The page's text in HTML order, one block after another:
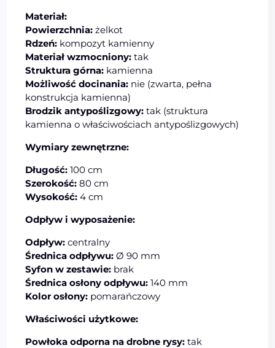
Materiał:
Powierzchnia: żelkot
Rdzeń: kompozyt kamienny
Materiał wzmocniony: tak
Struktura górna: kamienna
Możliwość docinania: nie (zwarta, pełna
konstrukcja kamienna)
Brodzik antypoślizgowy: tak (struktura
kamienna o właściwościach antypoślizgowych)
Wymiary zewnętrzne:
Długość: 100 cm
Szerokość: 80 cm
Wysokość: 4 cm
Odpływ i wyposażenie:
Odpływ: centralny
Średnica odpływu: Ø 90 mm
Syfon w zestawie: brak
Średnica osłony odpływu: 140 mm
Kolor osłony: pomarańczowy
Właściwości użytkowe:
Powłoka odporna na drobne rysy:tak